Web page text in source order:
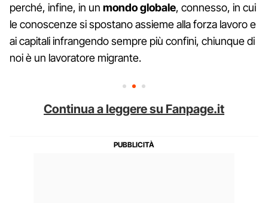
perché, infine, in un mondo globale, connesso, in cui
le conoscenze si spostano assieme alla forza lavoro e
ai capitali infrangendo sempre più confini, chiunque di
noi è un lavoratore migrante.
Continua a leggere su Fanpage.it